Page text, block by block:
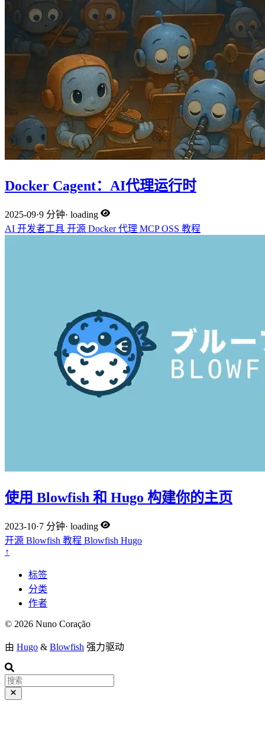
Docker Cagent：AI代理运行时
2025-09·9 分钟· loading
AI 开发者工具 开源 Docker代理 MCPOSS 教程
使用 Blowfish 和 Hugo 构建你的主页
2023-10·7 分钟· loading
开源 Blowfish 教程 Blowfish Hugo
↑
标签
分类
作者
© 2026 Nuno Coração
由 Hugo & Blowfish 强力驱动